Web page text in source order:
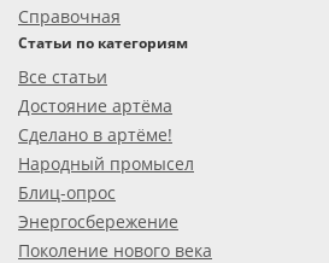
Справочная
Статьи по категориям
Все статьи
Достояние артёма
Сделано в артёме!
Народный промысел
Блиц-опрос
Энергосбережение
Поколение нового века